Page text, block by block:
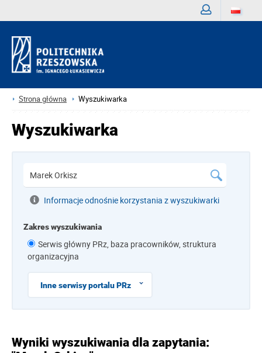
Strona główna Wyszukiwarka
Wyszukiwarka
Informacje odnośnie korzystania z wyszukiwarki
Zakres wyszukiwania
Serwis główny PRz, baza pracowników, struktura
organizacyjna
Inne serwisy portalu PRz
Wyniki wyszukiwania dla zapytania: